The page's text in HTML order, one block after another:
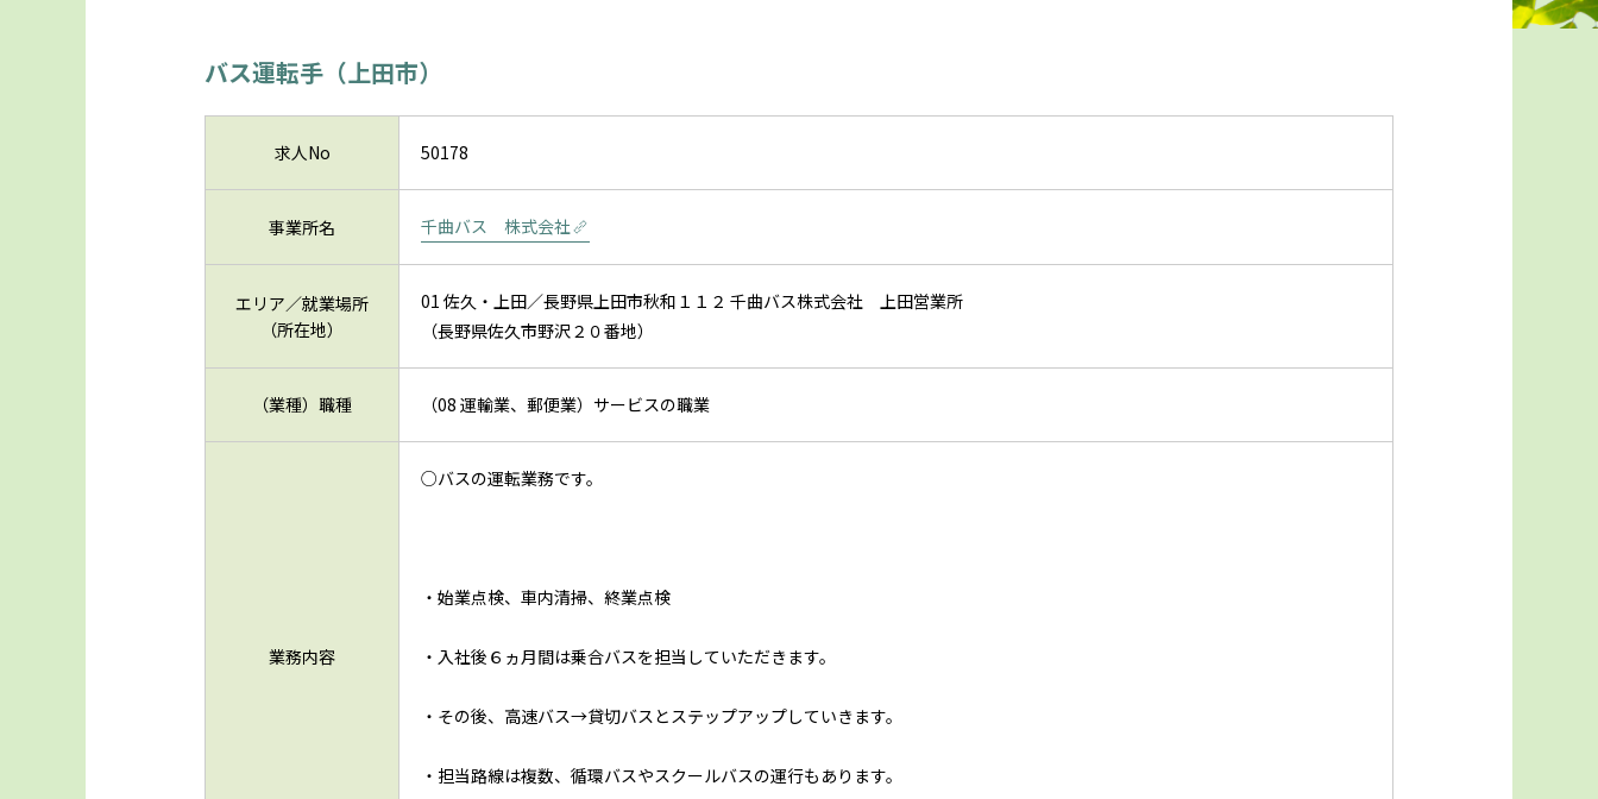
バス運転手（上田市）
求人No 50178
事業所名 千曲バス 株式会社
エリア／就業場所
（所在地）
01 佐久・上田／長野県上田市秋和１１２ 千曲バス株式会社 上田営業所
（長野県佐久市野沢２０番地）
（業種）職種 （08 運輸業、郵便業）サービスの職業
業務内容
○バスの運転業務です。
・始業点検、車内清掃、終業点検
・入社後６ヵ月間は乗合バスを担当していただきます。
・その後、高速バス→貸切バスとステップアップしていきます。
・担当路線は複数、循環バスやスクールバスの運行もあります。